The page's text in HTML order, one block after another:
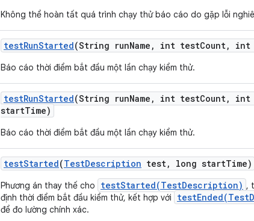
Không thể hoàn tất quá trình chạy thử báo cáo do gặp lỗi
testRunStarted(String runName , int testCount, int
Báo cáo thời điểm bắt đầu một lần chạy kiểm thử.
testRunStarted(String runName , int testCount, int
startTime)
Báo cáo thời điểm bắt đầu một lần chạy kiểm thử.
testStarted(TestDescription test, long startTime)
Phương án thay thế cho testStarted(TestDescription) ,
định thời điểm bắt đầu kiểm thử, kết hợp với
để đo lường chính xác.